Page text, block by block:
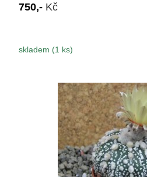
750,- Kč
skladem (1 ks)